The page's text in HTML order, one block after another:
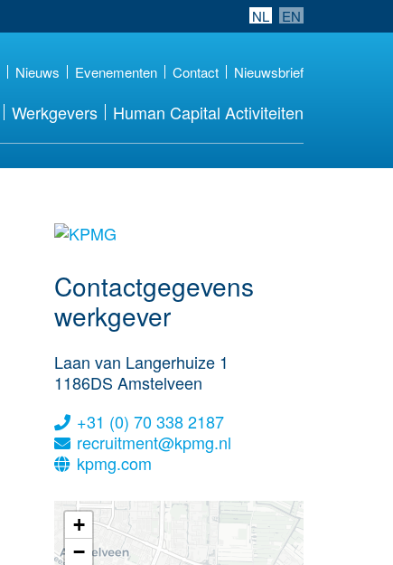
NL EN
Nieuws Evenementen Contact Nieuwsbrief
Werkgevers Human Capital Activiteiten
Meer werkgever
Contactgegevens
werkgever
Laan van Langerhuize 1
1186DS Amstelveen
+31 (0) 70 338 2187
recruitment@kpmg.nl
kpmg.com
+
−